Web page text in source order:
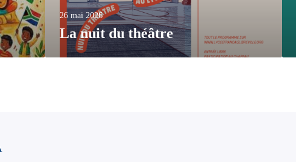
26 mai 2026
La nuit du théâtre